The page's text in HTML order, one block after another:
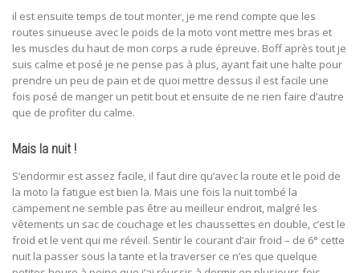
il est ensuite temps de tout monter, je me rend compte que les
routes sinueuse avec le poids de la moto vont mettre mes bras et
les muscles du haut de mon corps a rude épreuve. Boff après tout je
suis calme et posé je ne pense pas à plus, ayant fait une halte pour
prendre un peu de pain et de quoi mettre dessus il est facile une
fois posé de manger un petit bout et ensuite de ne rien faire d’autre
que de profiter du calme.
Mais la nuit !
S’endormir est assez facile, il faut dire qu’avec la route et le poid de
la moto la fatigue est bien la. Mais une fois la nuit tombé la
campement ne semble pas être au meilleur endroit, malgré les
vêtements un sac de couchage et les chaussettes en double, c’est le
froid et le vent qui me réveil. Sentir le courant d’air froid – de 6° cette
nuit la passer sous la tante et la traverser ce n’es que quelque